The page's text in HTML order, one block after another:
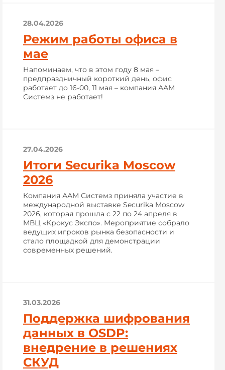
28.04.2026
Режим работы офиса в
мае
Напоминаем, что в этом году 8 мая –
предпраздничный короткий день, офис
работает до 16-00, 11 мая – компания ААМ
Системз не работает!
27.04.2026
Итоги Securika Moscow
2026
Компания ААМ Системз приняла участие в
международной выставке Securika Moscow
2026, которая прошла с 22 по 24 апреля в
МВЦ «Крокус Экспо». Мероприятие собрало
ведущих игроков рынка безопасности и
стало площадкой для демонстрации
современных решений.
31.03.2026
Поддержка шифрования
данных в OSDP:
внедрение в решениях
СКУД